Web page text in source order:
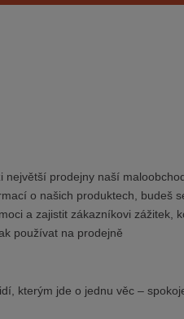
prodejny naší
o našich produktech, budeš
a zajistit zákazníkovi zážitek,
používat na prodejně
kterým jde o jednu věc –